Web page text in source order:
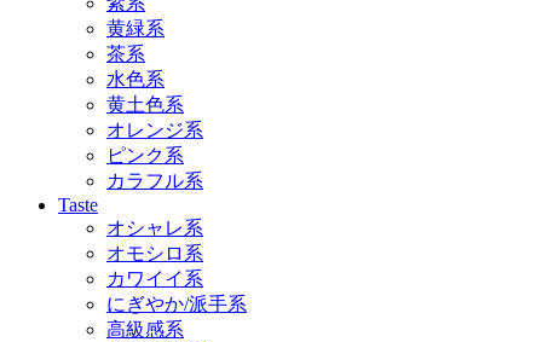
黄緑系
茶系
水色系
黄土色系
オレンジ系
ピンク系
カラフル系
Taste
オシャレ系
オモシロ系
カワイイ系
にぎやか/派手系
高級感系